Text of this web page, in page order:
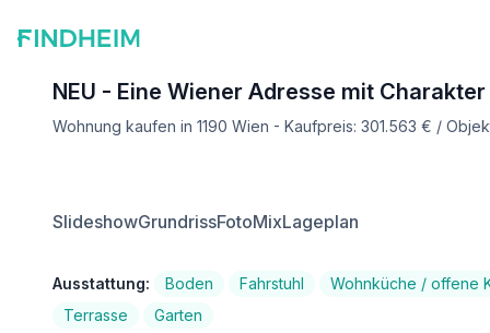
NEU - Eine Wiener Adresse mit
Wohnung kaufen in 1190 Wien - Kaufpreis: 301.563 € /
SlideshowGrundrissFotoMixLageplan
Ausstattung: Boden Fahrstuhl Wohnküche / offene
Terrasse
Garten